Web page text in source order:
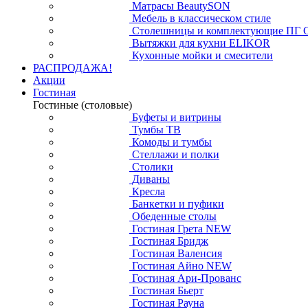
Матрасы BeautySON
Мебель в классическом стиле
Столешницы и комплектующие ПГ
Вытяжки для кухни ELIKOR
Кухонные мойки и смесители
РАСПРОДАЖА!
Акции
Гостиная
Гостиные (столовые)
Буфеты и витрины
Тумбы ТВ
Комоды и тумбы
Стеллажи и полки
Столики
Диваны
Кресла
Банкетки и пуфики
Обеденные столы
Гостиная Грета NEW
Гостиная Бридж
Гостиная Валенсия
Гостиная Айно NEW
Гостиная Ари-Прованс
Гостиная Бьерт
Гостиная Рауна